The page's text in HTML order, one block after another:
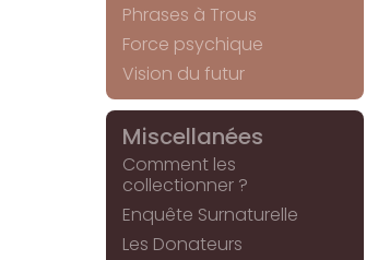
Phrases à Trous
Force psychique
Vision du futur
Miscellanées
Comment les
collectionner ?
Enquête Surnaturelle
Les Donateurs